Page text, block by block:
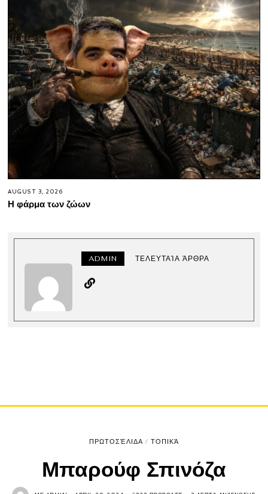
AUGUST 3, 2026
Η φάρμα των ζώων
ADMIN ΤΕΛΕΥΤΑΊΑ ΆΡΘΡΑ
ΠΡΩΤΟΣΈΛΙΔΑ / ΤΟΠΙΚΆ
Μπαρούφ Σπινόζα